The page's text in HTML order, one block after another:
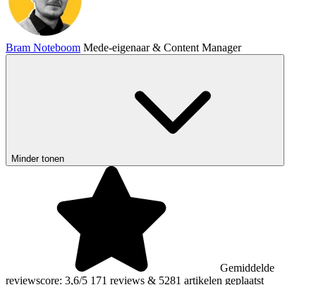
Bram Noteboom Mede-eigenaar & Content Manager
Minder tonen
Gemiddelde
reviewscore: 3,6/5 171 reviews & 5281 artikelen geplaatst